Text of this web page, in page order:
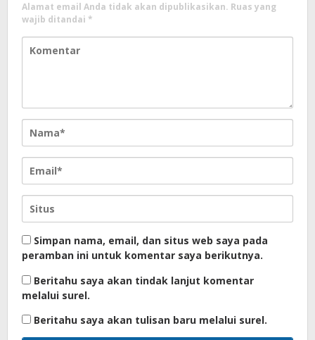
Alamat email Anda tidak akan dipublikasikan. Ruas yang
wajib ditandai *
Simpan nama, email, dan situs web saya pada
peramban ini untuk komentar saya berikutnya.
Beritahu saya akan tindak lanjut komentar
melalui surel.
Beritahu saya akan tulisan baru melalui surel.